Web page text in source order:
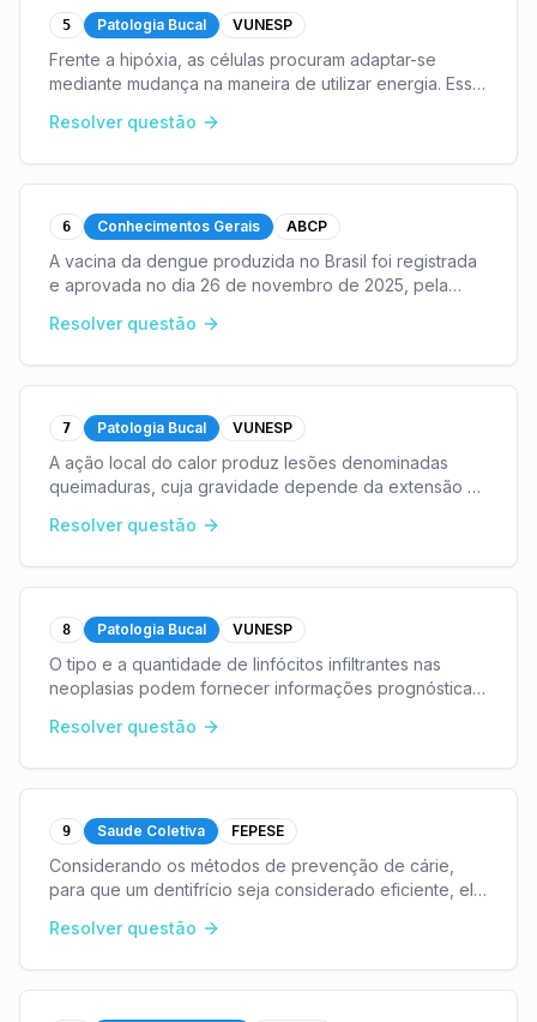
5 Patologia Bucal VUNESP
Frente a hipóxia, as células procuram adaptar-se
mediante mudança na maneira de utilizar energia. Essa
Resolver questão
6 Conhecimentos Gerais ABCP
A vacina da dengue produzida no Brasil foi registrada
e aprovada no dia 26 de novembro de 2025, pela
anúncio foi feito pelo ministro da Saúde:
Resolver questão
7 Patologia Bucal VUNESP
A ação local do calor produz lesões denominadas
queimaduras, cuja gravidade depende da extensão e
queimaduras teciduais, é correto afirmar:
Resolver questão
8 Patologia Bucal VUNESP
O tipo e a quantidade de linfócitos infiltrantes nas
neoplasias podem fornecer informações prognósticas
a esse tema, assinale a alternativa que co
Resolver questão
9 Saude Coletiva FEPESE
Considerando os métodos de prevenção de cárie,
para que um dentifrício seja considerado eficiente, ele
Em relação à concentração de flúor nos de
Resolver questão